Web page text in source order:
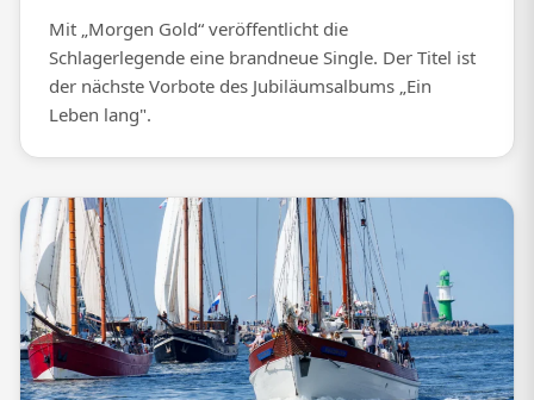
Mit „Morgen Gold“ veröffentlicht die
Schlagerlegende eine brandneue Single. Der Titel ist
der nächste Vorbote des Jubiläumsalbums „Ein
Leben lang".